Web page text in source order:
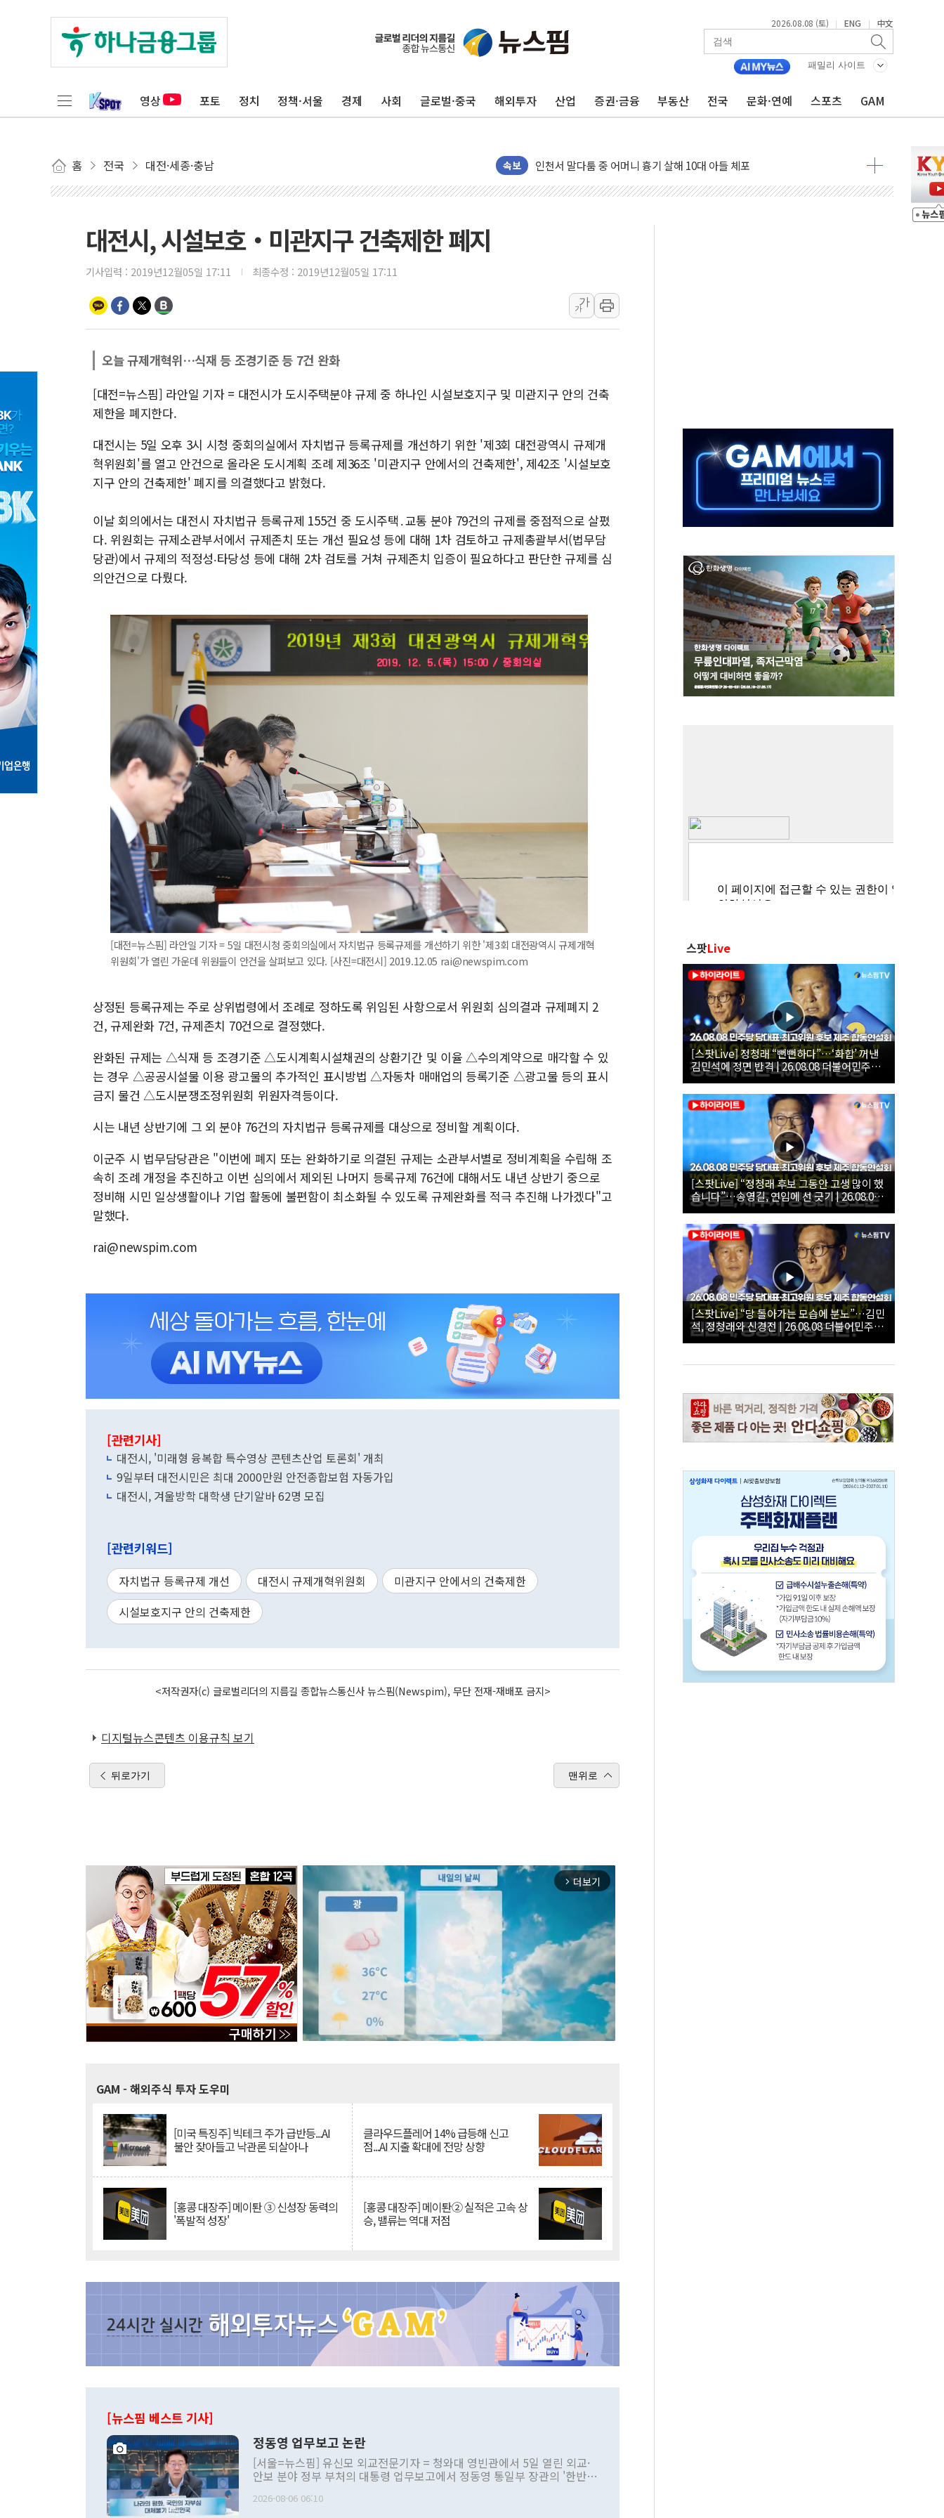
2026.08.08 (토) | ENG | 中文
패밀리 사이트
영상 포토 정치 정책·서울 경제 사회 글로벌·중국 해외투자 산업 증권·금융 부동산 전국 문화·연예 스포츠 GAM
홈 전국 대전·세종·충남 속보
추미애, '위안부' 피해자 기림의 날 참석..."국제적 시민 연대로 목소리 내야"
인천 선재도 갯벌서 해루질 중 실종 60대 나흘만에 숨진 채 발견
'화합' 꺼낸 김민석에 '뻔뻔' 받아친 정청래…제주 연설서 신경전 고조
李대통령, ISA 개편 재검토 지시…與 "적극 환영"·野 "졸속 국정"
연일 폭염에 온열질환 사망 23명…정부, 비상대응기구 가동
동해시, 11~14일 '별똥별 멍' 운영…페르세우스 유성우 관측
강원 중·남부 동해안 시간당 50mm 이상 폭우…호우경보 발효
청양 밭에서 일하던 90대 숨져…온열질환 여부 조사
'호우 특보' 경북 울진 시간당 20~30mm 강한 비...가뭄 해소될 듯
오세훈 "용산공원 주택 검토, 민주당 스스로 원칙 뒤집는 것"
충북 주말 무더위 지속…청주·진천 35도, 곳곳 소나기
10월 보완수사권 폐지·공소청 출범…피해자들 '범죄 사각지대' 우려
한상협, 업계 개인정보 보안 새판 짠다…'자율규제단체' 타진
대전시, 시설보호‧미관지구 건축제한 폐지
기사입력 : 2019년12월05일 17:11 최종수정 : 2019년12월05일 17:11
가
가
오늘 규제개혁위…식재 등 조경기준 등 7건 완화
[대전=뉴스핌] 라안일 기자 = 대전시가 도시주택분야 규제 중 하나인 시설보호지구 및 미관지구 안의 건축
제한을 폐지한다.
대전시는 5일 오후 3시 시청 중회의실에서 자치법규 등록규제를 개선하기 위한 '제3회 대전광역시 규제개
혁위원회'를 열고 안건으로 올라온 도시계획 조례 제36조 '미관지구 안에서의 건축제한', 제42조 '시설보호
지구 안의 건축제한' 폐지를 의결했다고 밝혔다.
이날 회의에서는 대전시 자치법규 등록규제 155건 중 도시주택․교통 분야 79건의 규제를 중점적으로 살폈
다. 위원회는 규제소관부서에서 규제존치 또는 개선 필요성 등에 대해 1차 검토하고 규제총괄부서(법무담
당관)에서 규제의 적정성‧타당성 등에 대해 2차 검토를 거쳐 규제존치 입증이 필요하다고 판단한 규제를 심
의안건으로 다뤘다.
[대전=뉴스핌] 라안일 기자 = 5일 대전시청 중회의실에서 자치법규 등록규제를 개선하기 위한 '제3회 대전광역시 규제개혁
위원회'가 열린 가운데 위원들이 안건을 살펴보고 있다. [사진=대전시] 2019.12.05 rai@newspim.com
상정된 등록규제는 주로 상위법령에서 조례로 정하도록 위임된 사항으로서 위원회 심의결과 규제폐지 2
건, 규제완화 7건, 규제존치 70건으로 결정했다.
완화된 규제는 △식재 등 조경기준 △도시계획시설채권의 상환기간 및 이율 △수의계약으로 매각할 수 있
는 경우 △공공시설물 이용 광고물의 추가적인 표시방법 △자동차 매매업의 등록기준 △광고물 등의 표시
금지 물건 △도시분쟁조정위원회 위원자격등이다.
시는 내년 상반기에 그 외 분야 76건의 자치법규 등록규제를 대상으로 정비할 계획이다.
이군주 시 법무담당관은 "이번에 폐지 또는 완화하기로 의결된 규제는 소관부서별로 정비계획을 수립해 조
속히 조례 개정을 추진하고 이번 심의에서 제외된 나머지 등록규제 76건에 대해서도 내년 상반기 중으로
정비해 시민 일상생활이나 기업 활동에 불편함이 최소화될 수 있도록 규제완화를 적극 추진해 나가겠다"고
말했다.
rai@newspim.com
[관련기사]
대전시, '미래형 융복합 특수영상 콘텐츠산업 토론회' 개최
9일부터 대전시민은 최대 2000만원 안전종합보험 자동가입
대전시, 겨울방학 대학생 단기알바 62명 모집
[관련키워드]
자치법규 등록규제 개선 대전시 규제개혁위원회
미관지구 안에서의 건축제한
시설보호지구 안의 건축제한
<저작권자(c) 글로벌리더의 지름길 종합뉴스통신사 뉴스핌(Newspim), 무단 전재-재배포 금지>
디지털뉴스콘텐츠 이용규칙 보기
뒤로가기 맨위로
arrow_forward_ios 더보기
GAM - 해외주식 투자 도우미
[미국 특징주] 빅테크 주가 급반등...AI
불안 잦아들고 낙관론 되살아나
클라우드플레어 14% 급등해 신고
점...AI 지출 확대에 전망 상향
[홍콩 대장주] 메이퇀 ③ 신성장 동력의
'폭발적 성장'
[홍콩 대장주] 메이퇀② 실적은 고속 상
승, 밸류는 역대 저점
[뉴스핌 베스트 기사]
정동영 업무보고 논란
[서울=뉴스핌] 유신모 외교전문기자 = 청와대 영빈관에서 5일 열린 외교·
안보 분야 정부 부처의 대통령 업무보고에서 정동영 통일부 장관의 '한반도
발언 중에는 정부 내 조율을 거치지 않은 사안을 정책으로 추진하겠다고 공
2026-08-06 06:10
스팟Live
[스팟Live] 정청래 “뻔뻔하다”…‘화합’ 꺼낸
김민석에 정면 반격 | 26.08.08 더불어민주당
당대표·최고위원 후보 제주 합동연설회
[스팟Live] “정청래 후보 그동안 고생 많이 했
습니다”…송영길, 연임에 선 긋기 | 26.08.08
더불어민주당 당대표·최고위원 후보 제주 합
동연설회
[스팟Live] “당 돌아가는 모습에 분노”…김민
석, 정청래와 신경전 | 26.08.08 더불어민주당
당대표·최고위원 후보 제주 합동연설회